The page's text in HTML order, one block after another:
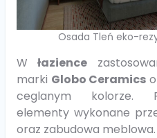
Osada Tleń eko-
Włazience
marki Globo Ceramics
ceglanym kolorze.
elementy wykonane
oraz zabudowa meblowa.